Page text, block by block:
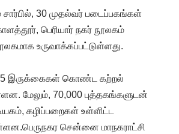
30 முதல்வர் படைப்பகங்கள்
பெரியார் நகர் நூலகம்
உருவாக்கப்பட்டுள்ளது.
85 இருக்கைகள் கொண்ட கற்றல்
மேலும், 70,000 புத்தகங்களுடன்
கழிப்பறைகள் உள்ளிட்ட
சென்னை மாநகராட்சி